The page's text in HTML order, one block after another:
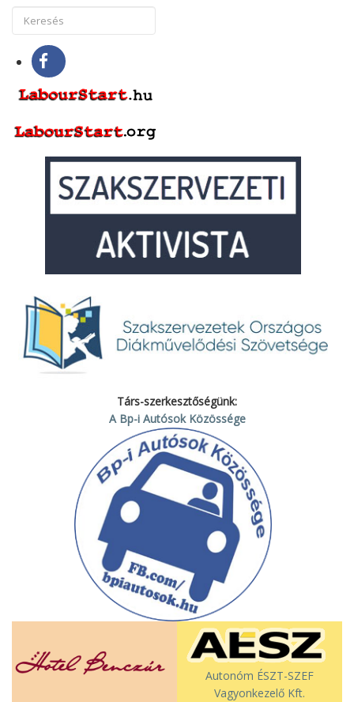
Társ-szerkesztőségünk:
A Bp-i Autósok Közössége
Autonóm ÉSZT-SZEF
Vagyonkezelő Kft.